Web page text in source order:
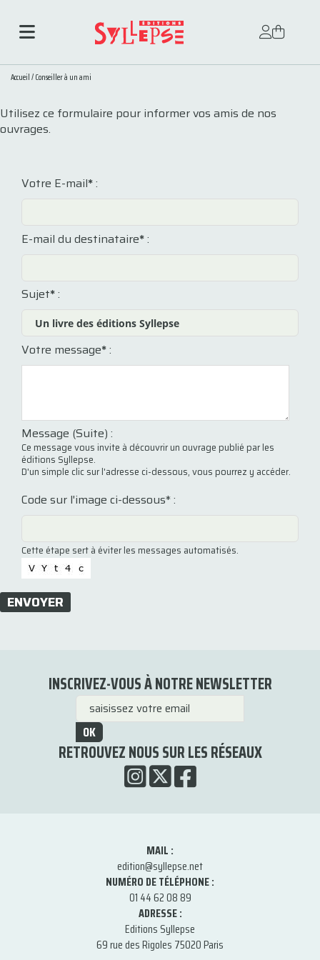
Accueil/Conseiller à un ami
Utilisez ce formulaire pour informer vos amis de nos
ouvrages.
Votre E-mail*:
E-mail du destinataire*:
Sujet*:
Votre message*:
Message (Suite) :
Ce message vous invite à découvrir un ouvrage publié par les
éditions Syllepse.
D'un simple clic sur l'adresse ci-dessous, vous pourrez y accéder.
Code sur l'image ci-dessous* :
Cette étape sert à éviter les messages automatisés.
ENVOYER
INSCRIVEZ-VOUS À NOTRE NEWSLETTER
OK
RETROUVEZ NOUS SUR LES RÉSEAUX
MAIL :
edition@syllepse.net
NUMÉRO DE TÉLÉPHONE :
01 44 62 08 89
ADRESSE :
Editions Syllepse
69 rue des Rigoles 75020 Paris